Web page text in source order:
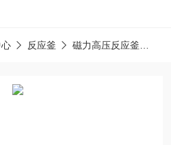
反应釜 磁力高压反应釜